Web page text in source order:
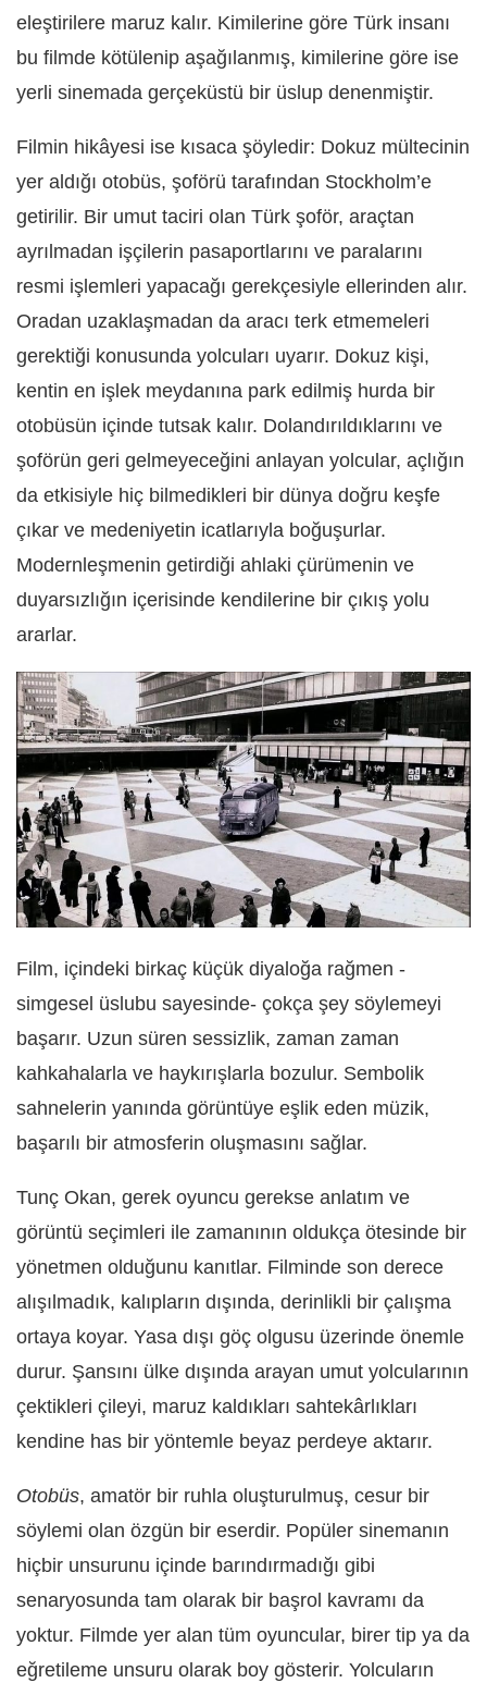
eleştirilere maruz kalır. Kimilerine göre Türk insanı
bu filmde kötülenip aşağılanmış, kimilerine göre ise
yerli sinemada gerçeküstü bir üslup denenmiştir.
Filmin hikâyesi ise kısaca şöyledir: Dokuz mültecinin
yer aldığı otobüs, şoförü tarafından Stockholm’e
getirilir. Bir umut taciri olan Türk şoför, araçtan
ayrılmadan işçilerin pasaportlarını ve paralarını
resmi işlemleri yapacağı gerekçesiyle ellerinden alır.
Oradan uzaklaşmadan da aracı terk etmemeleri
gerektiği konusunda yolcuları uyarır. Dokuz kişi,
kentin en işlek meydanına park edilmiş hurda bir
otobüsün içinde tutsak kalır. Dolandırıldıklarını ve
şoförün geri gelmeyeceğini anlayan yolcular, açlığın
da etkisiyle hiç bilmedikleri bir dünya doğru keşfe
çıkar ve medeniyetin icatlarıyla boğuşurlar.
Modernleşmenin getirdiği ahlaki çürümenin ve
duyarsızlığın içerisinde kendilerine bir çıkış yolu
ararlar.
Film, içindeki birkaç küçük diyaloğa rağmen -
simgesel üslubu sayesinde- çokça şey söylemeyi
başarır. Uzun süren sessizlik, zaman zaman
kahkahalarla ve haykırışlarla bozulur. Sembolik
sahnelerin yanında görüntüye eşlik eden müzik,
başarılı bir atmosferin oluşmasını sağlar.
Tunç Okan, gerek oyuncu gerekse anlatım ve
görüntü seçimleri ile zamanının oldukça ötesinde bir
yönetmen olduğunu kanıtlar. Filminde son derece
alışılmadık, kalıpların dışında, derinlikli bir çalışma
ortaya koyar. Yasa dışı göç olgusu üzerinde önemle
durur. Şansını ülke dışında arayan umut yolcularının
çektikleri çileyi, maruz kaldıkları sahtekârlıkları
kendine has bir yöntemle beyaz perdeye aktarır.
Otobüs, amatör bir ruhla oluşturulmuş, cesur bir
söylemi olan özgün bir eserdir. Popüler sinemanın
hiçbir unsurunu içinde barındırmadığı gibi
senaryosunda tam olarak bir başrol kavramı da
yoktur. Filmde yer alan tüm oyuncular, birer tip ya da
eğretileme unsuru olarak boy gösterir. Yolcuların